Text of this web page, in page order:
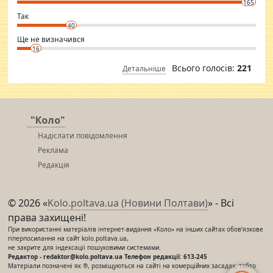
club.
⇒ sakshimirchandani.com
165
Так
40
Ще не визначився
16
Детальніше Всього голосів: 221
"Коло"
Надіслати повідомлення
Реклама
Редакція
© 2026 «Kolo.poltava.ua (Новини Полтави)» - Всі
права захищені!
При використанні матеріалів інтернет-видання «Коло» на інших сайтах обов’язкове
гіперпосилання на сайт kolo.poltava.ua,
не закрите для індексації пошуковими системами.
Редактор - redaktor@kolo.poltava.ua Телефон редакції: 613-245
Матеріали позначені як ®, розміщуються на сайті на комерційних засадах, тобто